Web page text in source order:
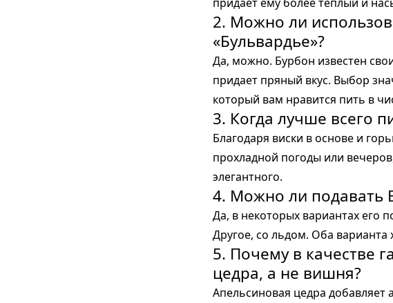
2. Можно ли
«Бульвардье»?
Да, можно. Бурбон известен
придает пряный вкус. Выбор
который вам нравится пить в
3. Когда лучше всего
Благодаря виски в основе и
прохладной погоды или
элегантного.
4. Можно ли подавать
Да, в некоторых вариантах его
Другое, со льдом. Оба
5. Почему в качестве
цедра, а не вишня?
Апельсиновая цедра